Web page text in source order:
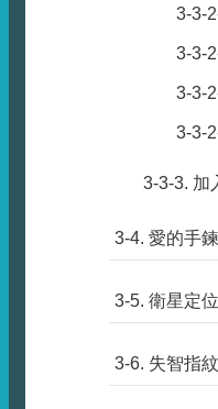
3-3-
3-3-
3-3-
3-3-
3-3-3. 加
3-4. 愛的手
3-5. 衛星定位
3-6. 失智指